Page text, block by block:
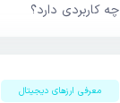
چه کاربردی دارد؟
معرفی ارزهای دیجیتال